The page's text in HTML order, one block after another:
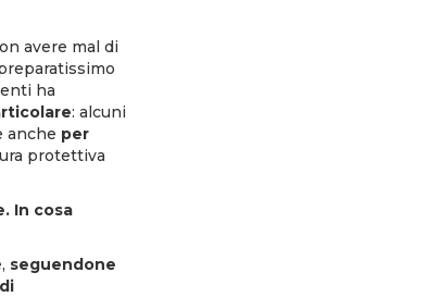
avere mal di
ha
: alcuni
anche per
protettiva
In cosa
seguendone